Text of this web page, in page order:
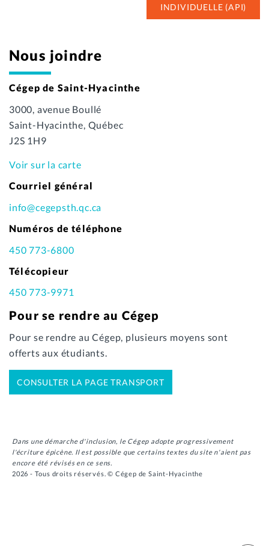
INDIVIDUELLE (API)
Nous joindre
Cégep de Saint-Hyacinthe
3000, avenue Boullé
Saint-Hyacinthe, Québec
J2S 1H9
Voir sur la carte
Courriel général
info@cegepsth.qc.ca
Numéros de téléphone
450 773-6800
Télécopieur
450 773-9971
Pour se rendre au Cégep
Pour se rendre au Cégep, plusieurs moyens sont
offerts aux étudiants.
CONSULTER LA PAGE TRANSPORT
Dans une démarche d'inclusion, le Cégep adopte progressivement
l'écriture épicène. Il est possible que certains textes du site n'aient pas
encore été révisés en ce sens.
2026 - Tous droits réservés. © Cégep de Saint-Hyacinthe